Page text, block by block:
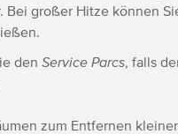
Bei großer Hitze können
denService Parcs, falls
zum Entfernen